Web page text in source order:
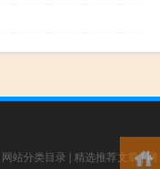
网站分类目录 | 精选推荐文章|网